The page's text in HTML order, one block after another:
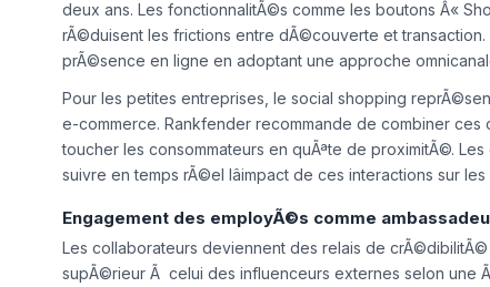
jeunes adultes dÃ©clarent avoir dÃ©jÃ effectuÃ© un
deux ans. Les fonctionnalitÃ©s comme les boutons Â«
rÃ©duisent les frictions entre dÃ©couverte et
prÃ©sence en ligne en adoptant une approche
Pour les petites entreprises, le social shopping
e-commerce. Rankfender recommande de combiner
toucher les consommateurs en quÃªte de proximitÃ©. Les
Engagement des employÃ©s comme
Les collaborateurs deviennent des relais de